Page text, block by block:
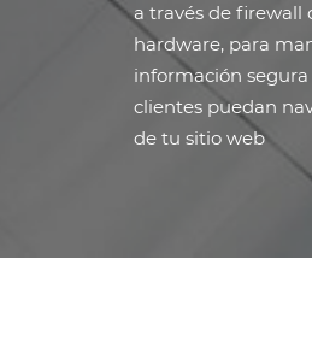
a través de firewall
hardware, para
información
clientes puedan
de tu sitio web